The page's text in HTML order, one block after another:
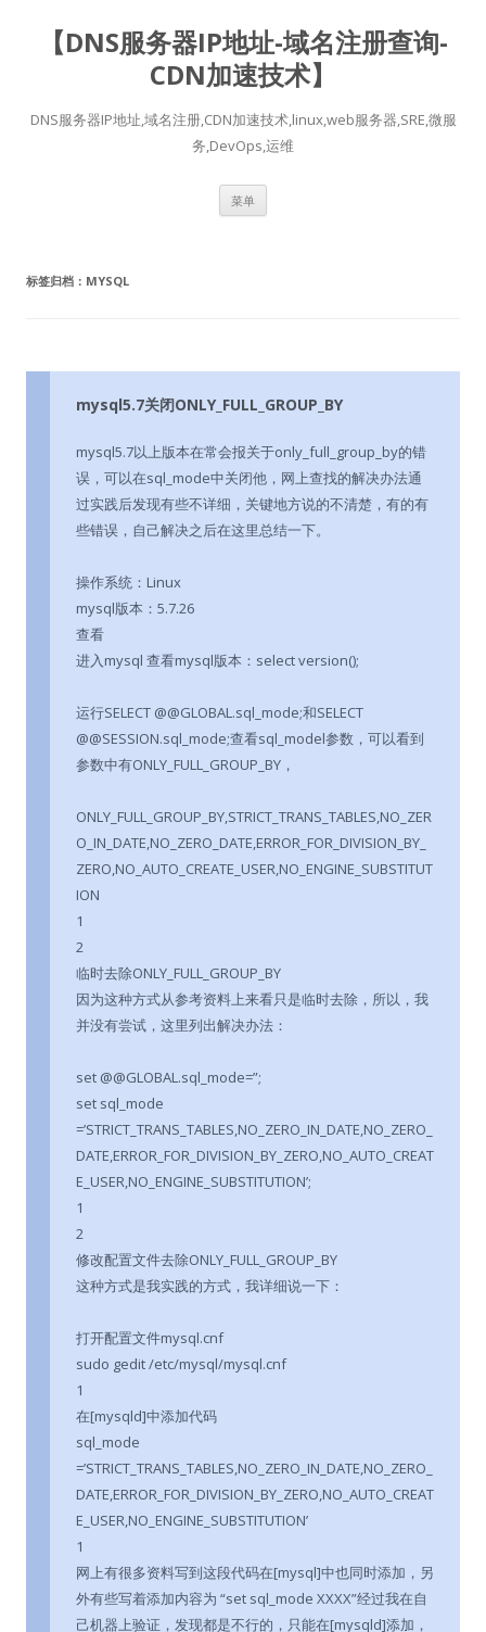
【DNS服务器IP地址-域名注册查询-
CDN加速技术】
DNS服务器IP地址,域名注册,CDN加速技术,linux,web服务器,SRE,微服
务,DevOps,运维
菜单
标签归档： MYSQL
mysql5.7关闭ONLY_FULL_GROUP_BY
mysql5.7以上版本在常会报关于only_full_group_by的错
误，可以在sql_mode中关闭他，网上查找的解决办法通
过实践后发现有些不详细，关键地方说的不清楚，有的有
些错误，自己解决之后在这里总结一下。
操作系统：Linux
mysql版本：5.7.26
查看
进入mysql 查看mysql版本：select version();
运行SELECT @@GLOBAL.sql_mode;和SELECT
@@SESSION.sql_mode;查看sql_model参数，可以看到
参数中有ONLY_FULL_GROUP_BY，
ONLY_FULL_GROUP_BY,STRICT_TRANS_TABLES,NO_ZER
O_IN_DATE,NO_ZERO_DATE,ERROR_FOR_DIVISION_BY_
ZERO,NO_AUTO_CREATE_USER,NO_ENGINE_SUBSTITUT
ION
1
2
临时去除ONLY_FULL_GROUP_BY
因为这种方式从参考资料上来看只是临时去除，所以，我
并没有尝试，这里列出解决办法：
set @@GLOBAL.sql_mode=”;
set sql_mode
=’STRICT_TRANS_TABLES,NO_ZERO_IN_DATE,NO_ZERO_
DATE,ERROR_FOR_DIVISION_BY_ZERO,NO_AUTO_CREAT
E_USER,NO_ENGINE_SUBSTITUTION’;
1
2
修改配置文件去除ONLY_FULL_GROUP_BY
这种方式是我实践的方式，我详细说一下：
打开配置文件mysql.cnf
sudo gedit /etc/mysql/mysql.cnf
1
在[mysqld]中添加代码
sql_mode
=’STRICT_TRANS_TABLES,NO_ZERO_IN_DATE,NO_ZERO_
DATE,ERROR_FOR_DIVISION_BY_ZERO,NO_AUTO_CREAT
E_USER,NO_ENGINE_SUBSTITUTION’
1
网上有很多资料写到这段代码在[mysql]中也同时添加，另
外有些写着添加内容为 “set sql_mode XXXX”经过我在自
己机器上验证，发现都是不行的，只能在[mysqld]添加，